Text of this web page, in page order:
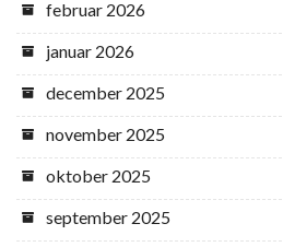
februar 2026
januar 2026
december 2025
november 2025
oktober 2025
september 2025